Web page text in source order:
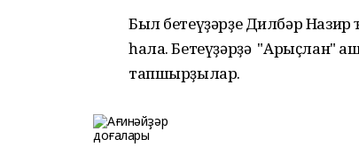
Был бетеүҙәрҙе Дилбәр
һала. Бетеүҙәрҙә "Арыҫлан"
тапшырҙылар.